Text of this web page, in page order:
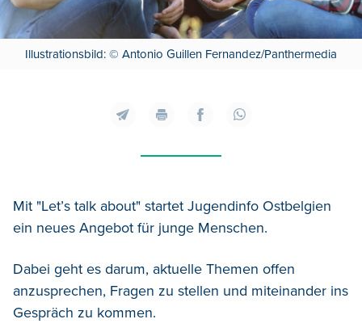
Illustrationsbild: © Antonio Guillen Fernandez/Panthermedia
Mit "Let’s talk about" startet Jugendinfo Ostbelgien
ein neues Angebot für junge Menschen.
Dabei geht es darum, aktuelle Themen offen
anzusprechen, Fragen zu stellen und miteinander ins
Gespräch zu kommen.